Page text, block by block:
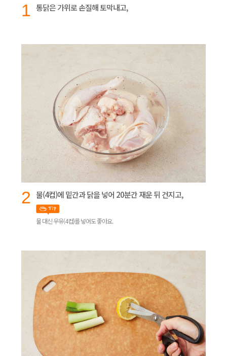
1 통닭은 가위로 손질해 토막내고,
2 물(4컵)에 밑간과 닭을 넣어 20분간 재운 뒤 건지고,
물 대신 우유(4컵)를 넣어도 좋아요.